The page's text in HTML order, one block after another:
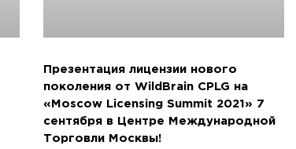
Презентация лицензии нового
поколения от WildBrain CPLG на
«Moscow Licensing Summit 2021» 7
сентября в Центре Международной
Торговли Москвы!